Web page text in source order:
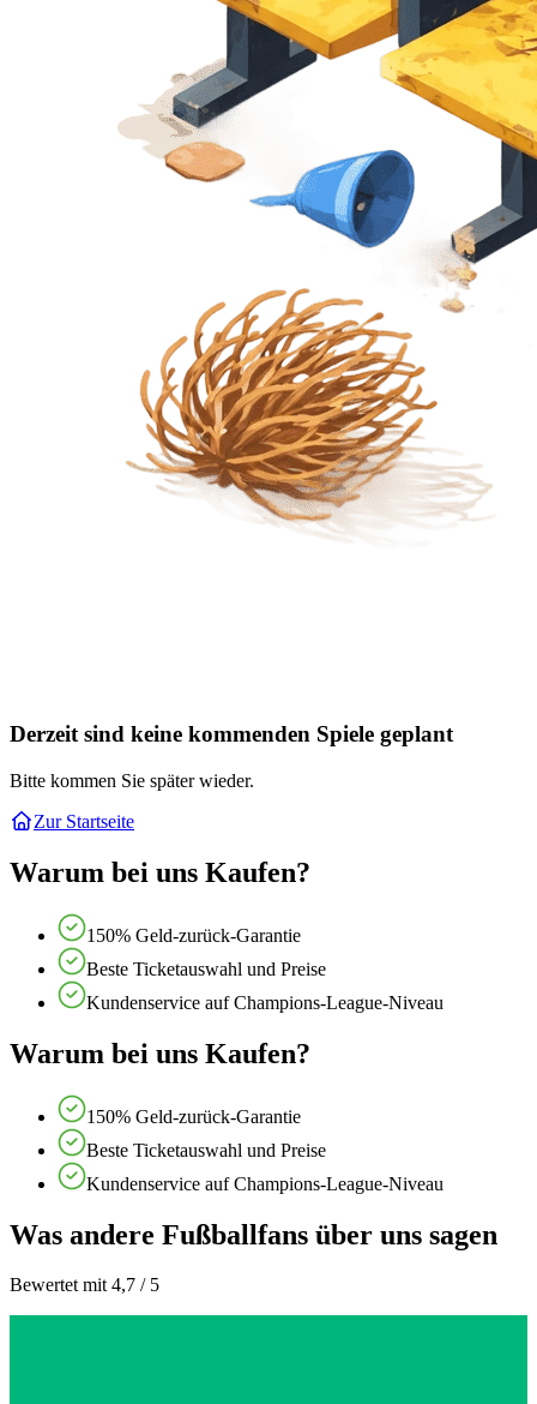
Derzeit sind keine kommenden Spiele geplant
Bitte kommen Sie später wieder.
Zur Startseite
Warum bei uns Kaufen?
150% Geld-zurück-Garantie
Beste Ticketauswahl und Preise
Kundenservice auf Champions-League-Niveau
Warum bei uns Kaufen?
150% Geld-zurück-Garantie
Beste Ticketauswahl und Preise
Kundenservice auf Champions-League-Niveau
Was andere Fußballfans über uns sagen
Bewertet mit 4,7 / 5